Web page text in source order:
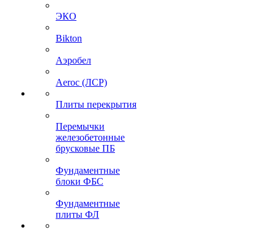
ЭКО
Bikton
Аэробел
Aeroc (ЛСР)
Плиты перекрытия
Перемычки
железобетонные
брусковые ПБ
Фундаментные
блоки ФБС
Фундаментные
плиты ФЛ